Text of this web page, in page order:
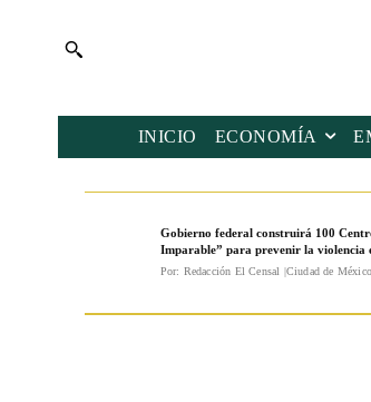
INICIO ECONOMÍA
Gobierno federal construirá 100
Imparable” para prevenir la violencia
Por: Redacción El Censal |Ciudad de